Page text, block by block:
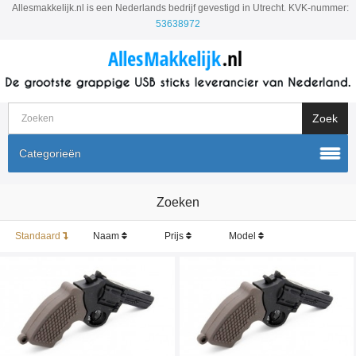
Allesmakkelijk.nl is een Nederlands bedrijf gevestigd in Utrecht. KVK-nummer:
53638972
Categorieën
Zoeken
Standaard Naam Prijs Model